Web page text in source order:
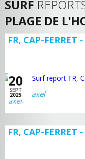
SURF
PLAGE DE
FR, CAP-FERRET
20
SEPT
2025
axel
FR, CAP-FERRET